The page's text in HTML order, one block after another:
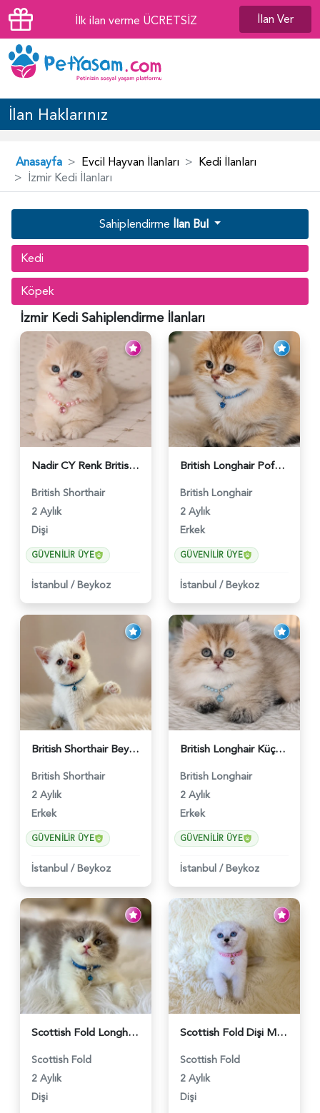
İlk ilan verme ÜCRETSİZ İlan Ver
İlan Haklarınız
Anasayfa Evcil Hayvan İlanları
Kedi İlanları
İzmir Kedi İlanları
Sahiplendirme İlan Bul
Kedi
Köpek
İzmir Kedi Sahiplendirme İlanları
Nadir CY Renk British Shorthair Prensesimiz - 6483
British Shorthair
2 Aylık
Dişi
GÜVENILIR ÜYE
İstanbul / Beykoz
British Longhair Pofuduk Yakışıklımız - 6481
British Longhair
2 Aylık
Erkek
GÜVENILIR ÜYE
İstanbul / Beykoz
British Shorthair Beyaz Pamuksu Yavrumuz - 6419
British Shorthair
2 Aylık
Erkek
GÜVENILIR ÜYE
İstanbul / Beykoz
British Longhair Küçük Prens Yuva Arıyor - 6480
British Longhair
2 Aylık
Erkek
GÜVENILIR ÜYE
İstanbul / Beykoz
Scottish Fold Longhair Lilac Bi Color 2 Aylık - 5908
Scottish Fold
2 Aylık
Dişi
Scottish Fold Dişi Mükemmel Yavrumuz - 5909
Scottish Fold
2 Aylık
Dişi